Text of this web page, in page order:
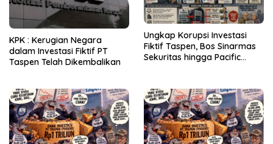
KPK : Kerugian Negara
dalam Investasi Fiktif PT
Taspen Telah Dikembalikan
Ungkap Korupsi Investasi
Fiktif Taspen, Bos Sinarmas
Sekuritas hingga Pacific